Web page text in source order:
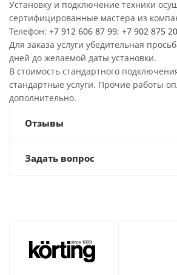
Установку и подключение техники
сертифицированные мастера из
Телефон: +7 912 606 87 99; +7 902 875 20
Для заказа услуги убедительная
дней до желаемой даты установки.
В стоимость стандартного
стандартные услуги. Прочие работы
дополнительно.
Отзывы
Задать вопрос